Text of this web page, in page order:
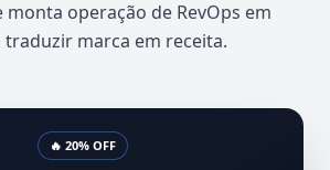
operação de RevOps em
traduzir marca em receita.
🔥 20% OFF